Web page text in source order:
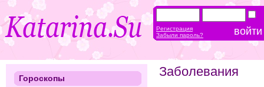
Заболевания
Гороскопы
Регистрация
Забыли пароль?